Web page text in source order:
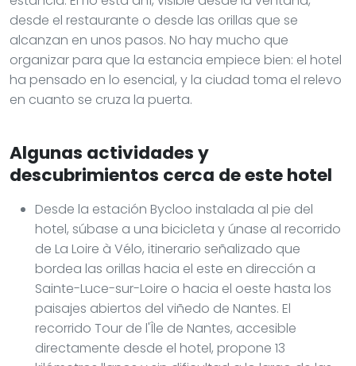
desde el restaurante o desde las orillas que se
alcanzan en unos pasos. No hay mucho que
organizar para que la estancia empiece bien: el hotel
ha pensado en lo esencial, y la ciudad toma el relevo
en cuanto se cruza la puerta.
Algunas actividades y
descubrimientos cerca de este hotel
Desde la estación Bycloo instalada al pie del
hotel, súbase a una bicicleta y únase al recorrido
de La Loire à Vélo, itinerario señalizado que
bordea las orillas hacia el este en dirección a
Sainte-Luce-sur-Loire o hacia el oeste hasta los
paisajes abiertos del viñedo de Nantes. El
recorrido Tour de l'Île de Nantes, accesible
directamente desde el hotel, propone 13